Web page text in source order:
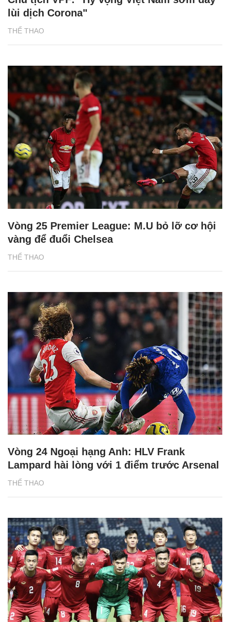
THỂ THAO
lùi dịch Corona"
THỂ THAO
Vòng 25 Premier League: M.U bỏ lỡ cơ hội
vàng để đuổi Chelsea
THỂ THAO
Vòng 24 Ngoại hạng Anh: HLV Frank
Lampard hài lòng với 1 điểm trước Arsenal